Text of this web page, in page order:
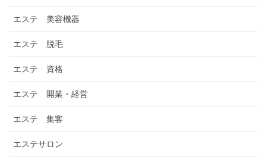
エステ 美容機器
エステ 脱毛
エステ 資格
エステ 開業・経営
エステ 集客
エステサロン